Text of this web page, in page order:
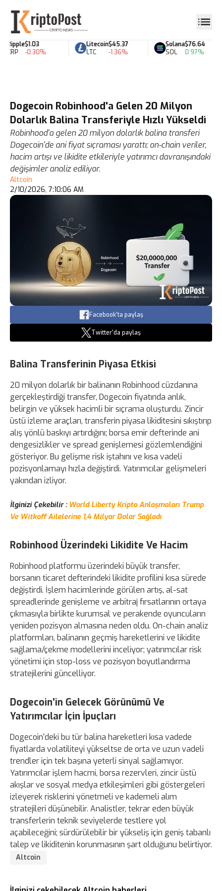
Ripple
XRP
$1.03
-0.30%
Litecoin
LTC
$45.37
-1.36%
Solana
SOL
$76.64
0.97%
Dogecoin Robinhood'a Gelen 20 Milyon
Dolarlık Balina Transferiyle Hızlı Yükseldi
Robinhood'a gelen 20 milyon dolarlık balina transferi
Dogecoin'de ani fiyat sıçraması yarattı; on-chain veriler,
hacim artışı ve likidite etkileriyle yatırımcı davranışındaki
değişimler analiz ediliyor.
Altcoin
2/10/2026, 7:10:06 AM
Facebook'ta paylaş
Twitter'da paylaş
Balina Transferinin Piyasa Etkisi
20 milyon dolarlık bir balinanın Robinhood cüzdanına
gerçekleştirdiği transfer, Dogecoin fiyatında anlık,
belirgin ve yüksek hacimli bir sıçrama oluşturdu. Zincir
üstü izleme araçları, transferin piyasa likiditesini sıkıştırıp
alış yönlü baskıyı artırdığını; borsa emir defterinde ani
dengesizlikler ve spread genişlemesi gözlemlendiğini
gösteriyor. Bu gelişme risk iştahını ve kısa vadeli
pozisyonlamayı hızla değiştirdi. Yatırımcılar gelişmeleri
yakından izliyor.
İlginizi Çekebilir : World Liberty Kripto Anlaşmaları Trump
Ve Witkoff Ailelerine 1,4 Milyar Dolar Sağladı
Robinhood Üzerindeki Likidite Ve Hacim
Robinhood platformu üzerindeki büyük transfer,
borsanın ticaret defterindeki likidite profilini kısa sürede
değiştirdi. İşlem hacimlerinde görülen artış, al-sat
spreadlerinde genişleme ve arbitraj fırsatlarının ortaya
çıkmasıyla birlikte kurumsal ve perakende oyuncuların
yeniden pozisyon almasına neden oldu. On-chain analiz
platformları, balinanın geçmiş hareketlerini ve likidite
sağlama/çekme modellerini inceliyor; yatırımcılar risk
yönetimi için stop-loss ve pozisyon boyutlandırma
stratejilerini güncelliyor.
Dogecoin'in Gelecek Görünümü Ve
Yatırımcılar İçin İpuçları
Dogecoin'deki bu tür balina hareketleri kısa vadede
fiyatlarda volatiliteyi yükseltse de orta ve uzun vadeli
trendler için tek başına yeterli sinyal sağlamıyor.
Yatırımcılar işlem hacmi, borsa rezervleri, zincir üstü
akışlar ve sosyal medya etkileşimleri gibi göstergeleri
izleyerek risklerini yönetmeli ve kademeli alım
stratejileri düşünebilir. Analistler, tekrar eden büyük
transferlerin teknik seviyelerde testlere yol
açabileceğini; sürdürülebilir bir yükseliş için geniş tabanlı
talep ve likiditenin korunmasının şart olduğunu belirtiyor.
Altcoin